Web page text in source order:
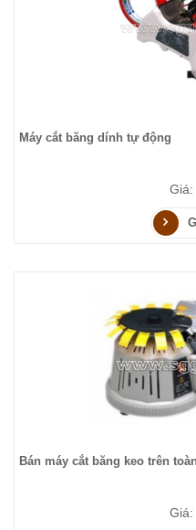
Máy cắt băng dính tự động
Giá:
Bán máy cắt băng keo trên
Giá: